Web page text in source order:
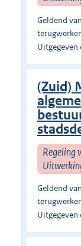
Geldend
(Zuid)
Regeling
Geldend